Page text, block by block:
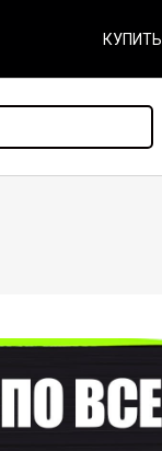
КУПИТЬ